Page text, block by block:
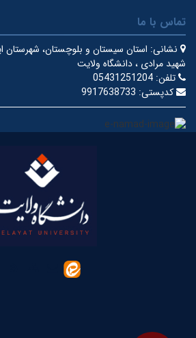
تماس با ما
نشانی:
شهید مرادی ، دانشگاه ولایت
تلفن: 05431251204
کدپستی: 9917638733